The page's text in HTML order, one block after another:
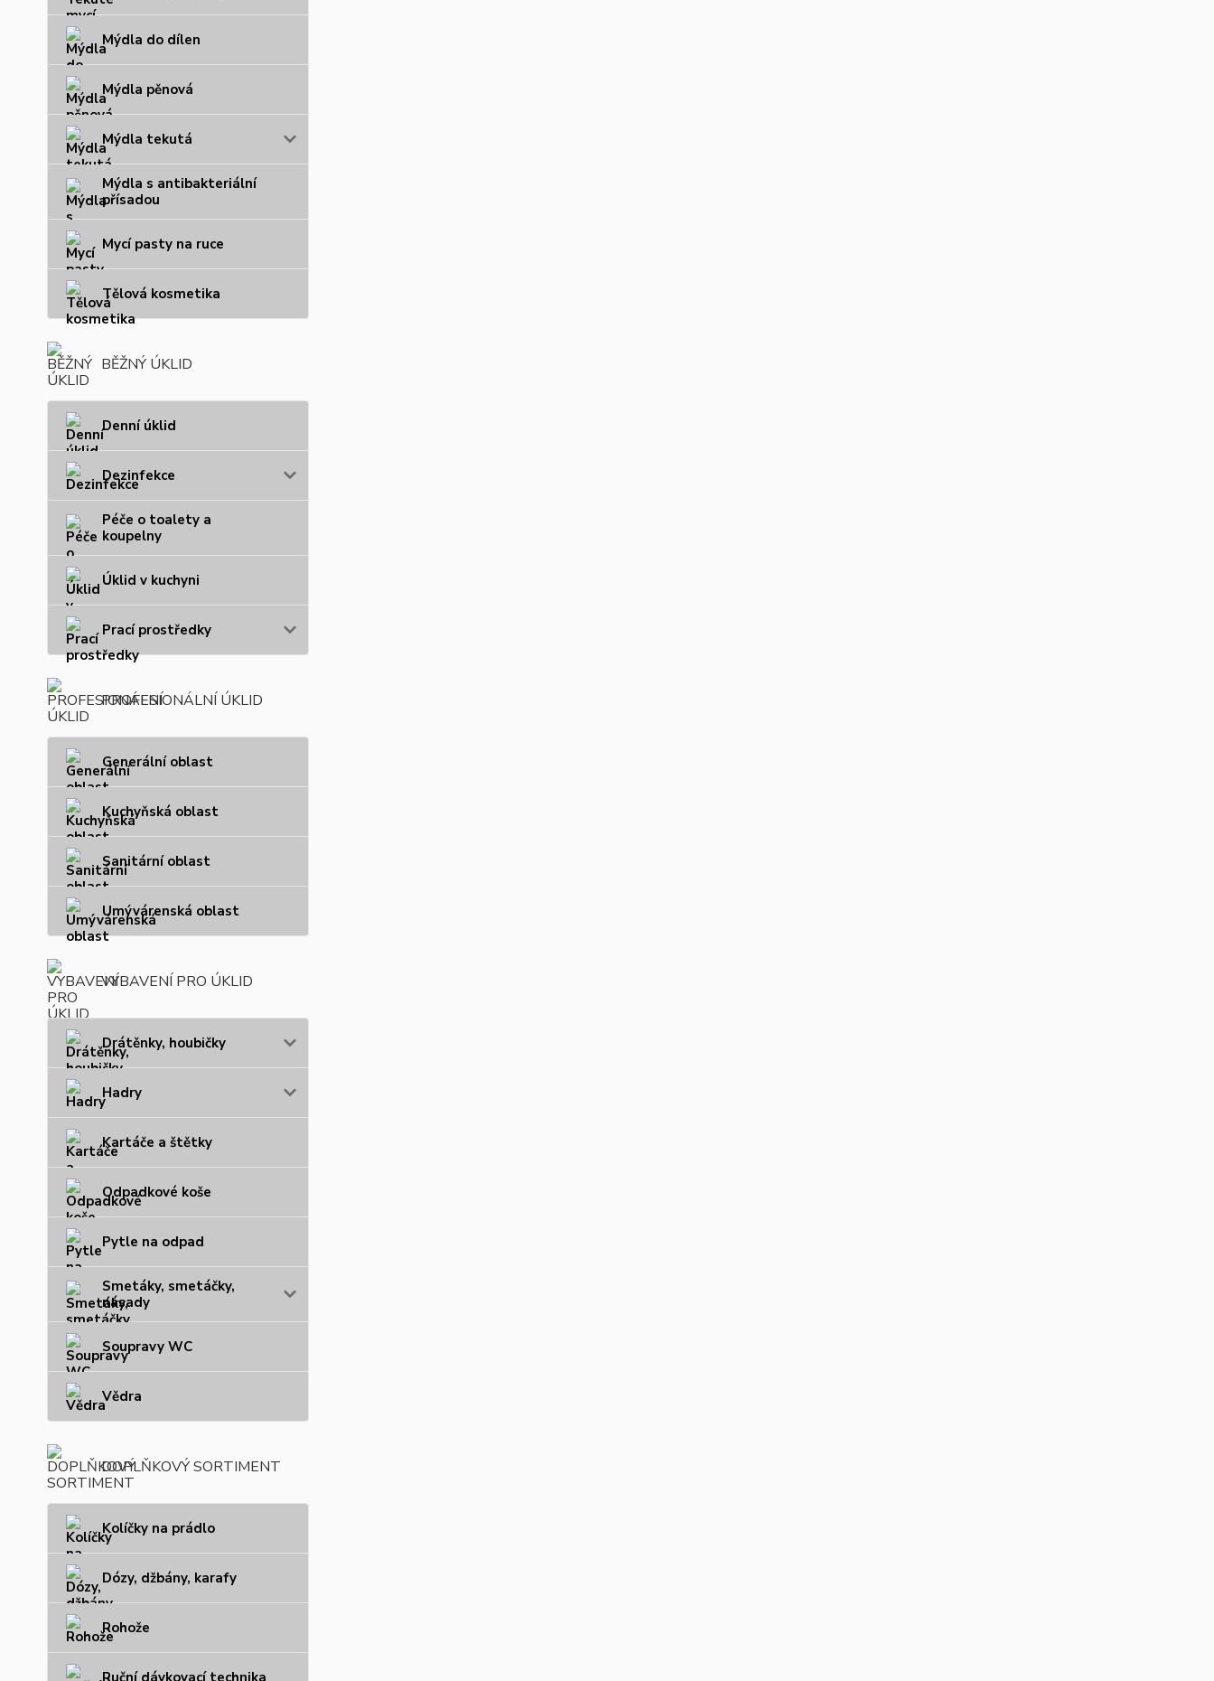
Mýdla do dílen
Mýdla pěnová
Mýdla tekutá
Mýdla s antibakteriální
přísadou
Mycí pasty na ruce
Tělová kosmetika
BĚŽNÝ ÚKLID
Denní úklid
Dezinfekce
Péče o toalety a
koupelny
Úklid v kuchyni
Prací prostředky
PROFESIONÁLNÍ ÚKLID
Generální oblast
Kuchyňská oblast
Sanitární oblast
Umývárenská oblast
VYBAVENÍ PRO ÚKLID
Drátěnky, houbičky
Hadry
Kartáče a štětky
Odpadkové koše
Pytle na odpad
Smetáky, smetáčky,
násady
Soupravy WC
Vědra
DOPLŇKOVÝ SORTIMENT
Kolíčky na prádlo
Dózy, džbány, karafy
Rohože
Ruční dávkovací technika